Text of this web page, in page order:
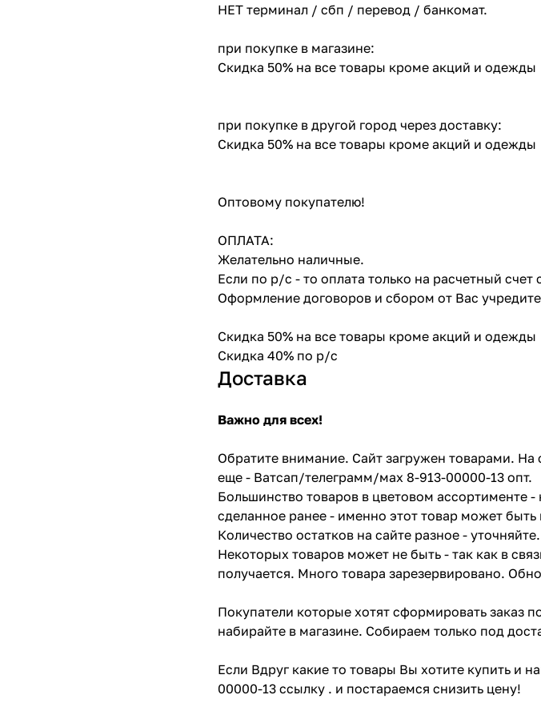
НЕТ терминал / сбп / перевод / банкомат.
при покупке в магазине:
Скидка 50% на все товары кроме акций и одежды
при покупке в другой город через доставку:
Скидка 50% на все товары кроме акций и одежды
Оптовому покупателю!
ОПЛАТА:
Желательно наличные.
Если по р/с - то оплата только на расчетный
Оформление договоров и сбором от Вас
Скидка 50% на все товары кроме акций и одежды
Скидка 40% по р/с
Доставка
Важно для всех!
Обратите внимание. Сайт загружен товарами.
еще - Ватсап/телеграмм/мах 8-913-00000-13 опт.
Большинство товаров в цветовом ассортименте
сделанное ранее - именно этот товар может
Количество остатков на сайте разное - уточняйте.
Некоторых товаров может не быть - так как в
получается. Много товара зарезервировано.
Покупатели которые хотят сформировать заказ
набирайте в магазине. Собираем только под
Если Вдруг какие то товары Вы хотите купить и
00000-13 ссылку . и постараемся снизить цену!